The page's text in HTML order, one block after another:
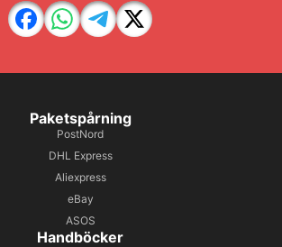
Paketspårning
PostNord
DHL Express
Aliexpress
eBay
ASOS
Handböcker